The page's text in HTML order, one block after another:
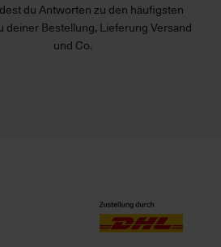
du Antworten zu den häufigsten
deiner Bestellung, Lieferung Versand
und Co.